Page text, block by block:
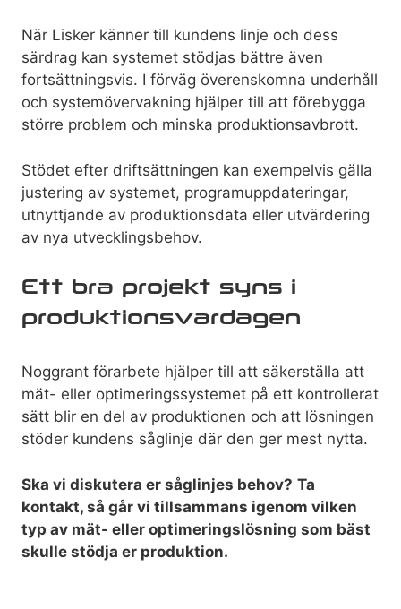
När Lisker känner till kundens linje och dess
särdrag kan systemet stödjas bättre även
fortsättningsvis. I förväg överenskomna underhåll
och systemövervakning hjälper till att förebygga
större problem och minska produktionsavbrott.
Stödet efter driftsättningen kan exempelvis gälla
justering av systemet, programuppdateringar,
utnyttjande av produktionsdata eller utvärdering
av nya utvecklingsbehov.
Ett bra projekt syns i
produktionsvardagen
Noggrant förarbete hjälper till att säkerställa att
mät- eller optimeringssystemet på ett kontrollerat
sätt blir en del av produktionen och att lösningen
stöder kundens såglinje där den ger mest nytta.
Ska vi diskutera er såglinjes behov? Ta
kontakt, så går vi tillsammans igenom vilken
typ av mät- eller optimeringslösning som bäst
skulle stödja er produktion.